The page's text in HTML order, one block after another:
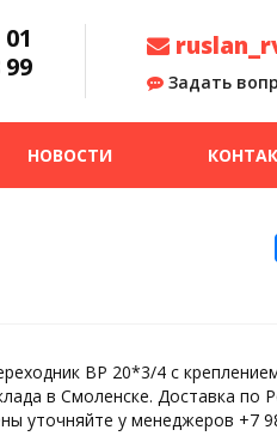
99
Задать
НОВОСТИ
ВР 20*3/4 с
в Смоленске. Доставка по
уточняйте у менеджеров +7